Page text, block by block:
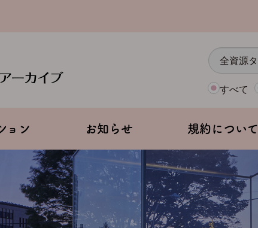
すべて
ョン お知らせ 規約について